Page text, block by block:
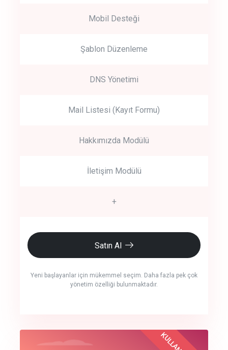
Mobil Desteği
Şablon Düzenleme
DNS Yönetimi
Mail Listesi (Kayıt Formu)
Hakkımızda Modülü
İletişim Modülü
+
Satın Al
Yeni başlayanlar için mükemmel seçim. Daha fazla pek çok
yönetim özelliği bulunmaktadır.
crm auto cync